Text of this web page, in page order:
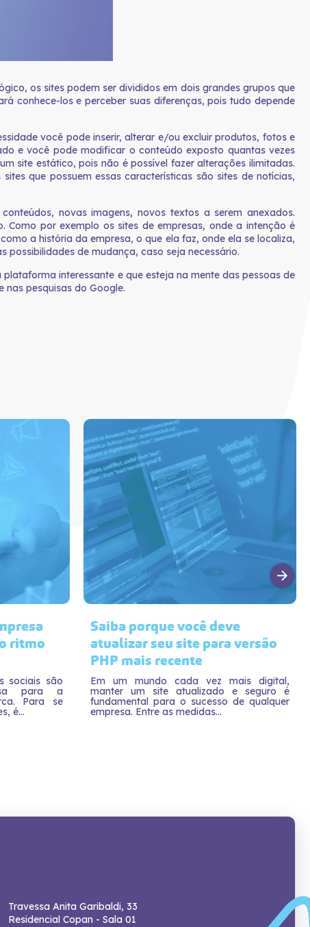
os sites podem ser divididos em dois grandes grupos que
conhece-los e perceber suas diferenças, pois tudo depende
você pode inserir, alterar e/ou excluir produtos, fotos e
e você pode modificar o conteúdo exposto quantas vezes
site estático, pois não é possível fazer alterações ilimitadas.
que possuem essas características são sites de notícias,
novas imagens, novos textos a serem anexados.
Como por exemplo os sites de empresas, onde a intenção é
a história da empresa, o que ela faz, onde ela se localiza,
possibilidades de mudança, caso seja necessário.
interessante e que esteja na mente das pessoas de
nas pesquisas do Google.
ritmo
sociais são
para a
Para se
é...
Saiba porque você deve
atualizar seu site para versão
PHP mais recente
Em um mundo cada vez mais digital,
manter um site atualizado e seguro é
fundamental para o sucesso de qualquer
empresa. Entre as medidas...
Travessa Anita Garibaldi, 33
Residencial Copan - Sala 01